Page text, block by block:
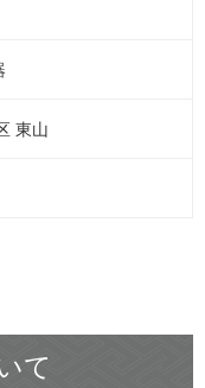
東山
て